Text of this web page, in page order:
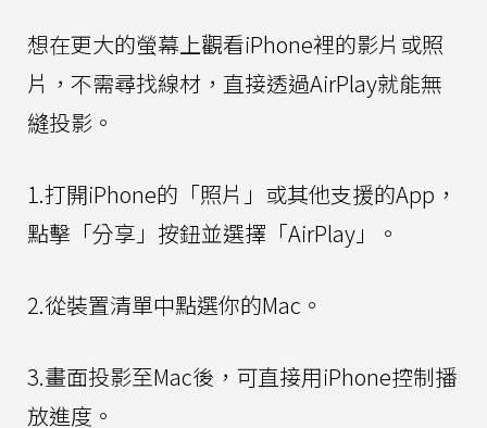
想在更大的螢幕上觀看iPhone裡的影片或照
片，不需尋找線材，直接透過AirPlay就能無
縫投影。
1.打開iPhone的「照片」或其他支援的App，
點擊「分享」按鈕並選擇「AirPlay」。
2.從裝置清單中點選你的Mac。
3.畫面投影至Mac後，可直接用iPhone控制播
放進度。